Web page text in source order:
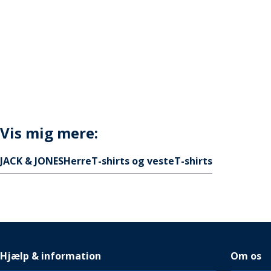
Vis mig mere:
JACK & JONESHerreT-shirts og vesteT-shirts
Hjælp & information Om os